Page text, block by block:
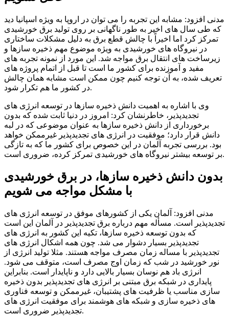
مدنی افزود: مشابه این تجربه را می توان در اروپا به ویژه اسپانیا دید
که طی سال های اخیر به طور ناگهانی بر روی تولید برق خورشیدی
تمرکز کرد اما اخیراً با چالش قطع برق به دلیل مشکلات ساختاری
در نیروگاه های خورشیدی به ویژه موضوع مهم ذخیره سازها و
زیرساخت های انتقال برق مواجه شد. این مورد از نمونه تجربه های
مفید و آموزنده برای کشور ما است تا قبل از اتمام پروژه های
تعریف شده، به آن توجه کنیم چون ممکن است مشابه همان چالش
در کشور ما هم تکرار شود.
وی با اشاره به اهمیت دانش ذخیره سازها در توسعه انرژی های
تجدیدپذیر، خاطرنشان کرد: امروز در دنیا ثابت شده که بدون
برخورداری از دانش ذخیره سازها به عنوان موضوعی که در لبه
دانش قرار دارد؛ موفقیت در انرژی های تجدیدپذیر غیرممکن خواهد
بود. بررسی تجربه آلمان در این خصوص برای کشور ما که به تازگی
بر توسعه بیشتر نیروگاه های خورشیدی تمرکز کرده، ضروری است.
بدون دانش ذخیره سازها، در برق خورشیدی
با مشکل مواجه می شویم
مدنی افزود: آلمان یکی از کشورهای موفق در توسعه انرژی های
تجدیدپذیر است. مسأله مهم درباره برق تجدیدپذیر در آلمان این است
که بدون توسعه ذخیره سازها، تکیه این کشور به انرژی های
تجدیدپذیر بسیار دشوار می شد. چون همه اشکال انرژی های
تجدیدپذیر با مساله زمان مصرف مواجه هستند. مثلا تولید انرژی از
نور خورشید در شب که زمان اوج مصرف است، متوقف می شود.
انرژی باد هم نوسان بسیار بالایی دارد و ناپایدار است. بنابراین
پایداری در شبکه برق مبتنی بر انرژی های تجدیدپذیر بدون ذخیره
سازی مناسب یا ظرفیت های پشتیبان، غیرممکن و توسعه فناوری
های ذخیره سازی و شبکه های هوشمند برای موفقیت انرژی های
تجدیدپذیر ضروری است.